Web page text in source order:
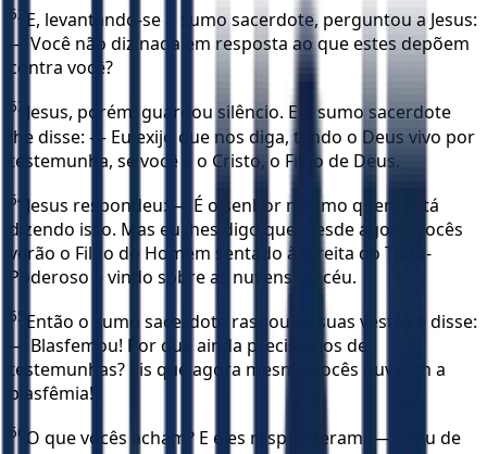
62 E, levantando-se o sumo sacerdote, perguntou a Jesus:
— Você não diz nada em resposta ao que estes depõem
contra você?
63 Jesus, porém, guardou silêncio. E o sumo sacerdote
lhe disse: — Eu exijo que nos diga, tendo o Deus vivo por
testemunha, se você é o Cristo, o Filho de Deus.
64 Jesus respondeu: — É o senhor mesmo quem está
dizendo isso. Mas eu lhes digo que, desde agora, vocês
verão o Filho do Homem sentado à direita do Todo-
Poderoso e vindo sobre as nuvens do céu.
65 Então o sumo sacerdote rasgou as suas vestes e disse:
— Blasfemou! Por que ainda precisamos de
testemunhas? Eis que agora mesmo vocês ouviram a
blasfêmia!
66 O que vocês acham? E eles responderam: — É réu de